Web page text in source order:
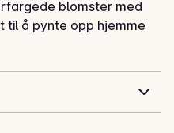
blomster med
til å pynte opp hjemme
Sør-Amerika.